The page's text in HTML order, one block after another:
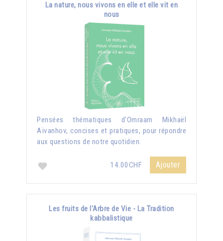
La nature, nous vivons en elle et elle vit en
nous
Pensées thématiques d'Omraam Mikhaël
Aïvanhov, concises et pratiques, pour répondre
aux questions de notre quotidien.
14.00CHF Ajouter
Les fruits de l'Arbre de Vie - La Tradition
kabbalistique